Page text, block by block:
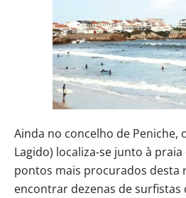
Ainda no concelho de Peniche,
Lagido) localiza-se junto à
pontos mais procurados desta
encontrar dezenas de surfistas